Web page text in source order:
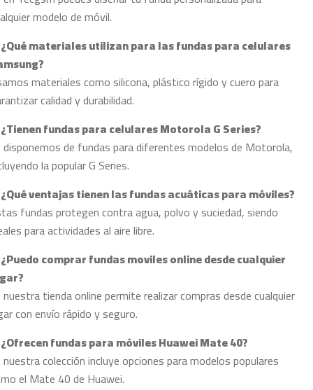
modelo de móvil.
materiales utilizan para las fundas para celulares
materiales como silicona, plástico rígido y cuero para
calidad y durabilidad.
fundas para celulares Motorola G Series?
disponemos de fundas para diferentes modelos de Motorola,
la popular G Series.
ventajas tienen las fundas acuáticas para móviles?
fundas protegen contra agua, polvo y suciedad, siendo
para actividades al aire libre.
comprar fundas moviles online desde cualquier
nuestra tienda online permite realizar compras desde cualquier
con envío rápido y seguro.
fundas para móviles Huawei Mate 40?
nuestra colección incluye opciones para modelos populares
el Mate 40 de Huawei.